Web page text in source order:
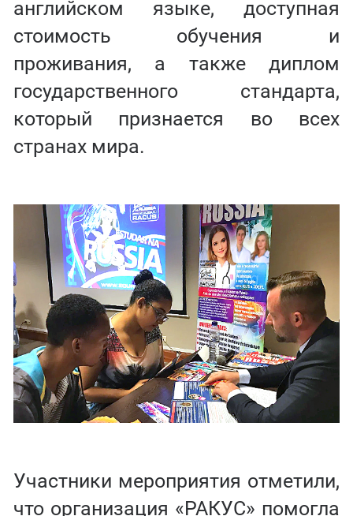
английском языке, доступная
стоимость обучения и
проживания, а также диплом
государственного стандарта,
который признается во всех
странах мира.
Участники мероприятия отметили,
что организация «РАКУС» помогла